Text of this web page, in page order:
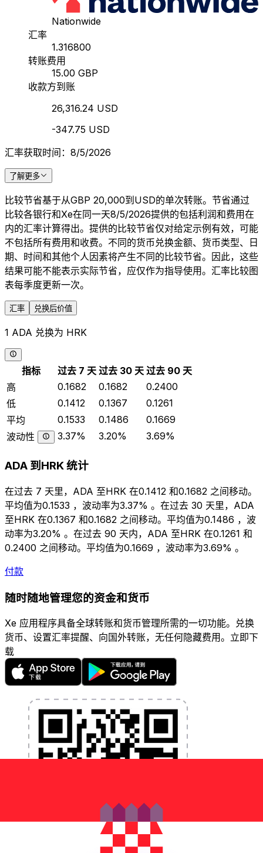
Nationwide
汇率
1.316800
转账费用
15.00 GBP
收款方到账
26,316.24 USD
-347.75 USD
汇率获取时间：8/5/2026
了解更多
比较节省基于从GBP 20,000到USD的单次转账。节省通过
比较各银行和Xe在同一天8/5/2026提供的包括利润和费用在
内的汇率计算得出。提供的比较节省仅对给定示例有效，可能
不包括所有费用和收费。不同的货币兑换金额、货币类型、日
期、时间和其他个人因素将产生不同的比较节省。因此，这些
结果可能不能表示实际节省，应仅作为指导使用。汇率比较图
表每季度更新一次。
汇率 兑换后价值
1 ADA 兑换为 HRK
指标 过去 7 天 过去 30 天 过去 90 天
高
0.1682 0.1682
0.2400
低
0.1412 0.1367
0.1261
平均
0.1533 0.1486
0.1669
波动性
3.37% 3.20% 3.69%
ADA 到HRK 统计
在过去 7 天里，ADA 至HRK 在0.1412 和0.1682 之间移动。
平均值为0.1533 ，波动率为3.37% 。在过去 30 天里，ADA
至HRK 在0.1367 和0.1682 之间移动。平均值为0.1486 ，波
动率为3.20% 。在过去 90 天内，ADA 至HRK 在0.1261 和
0.2400 之间移动。平均值为0.1669 ，波动率为3.69% 。
付款
随时随地管理您的资金和货币
Xe 应用程序具备全球转账和货币管理所需的一切功能。兑换
货币、设置汇率提醒、向国外转账，无任何隐藏费用。立即下
载